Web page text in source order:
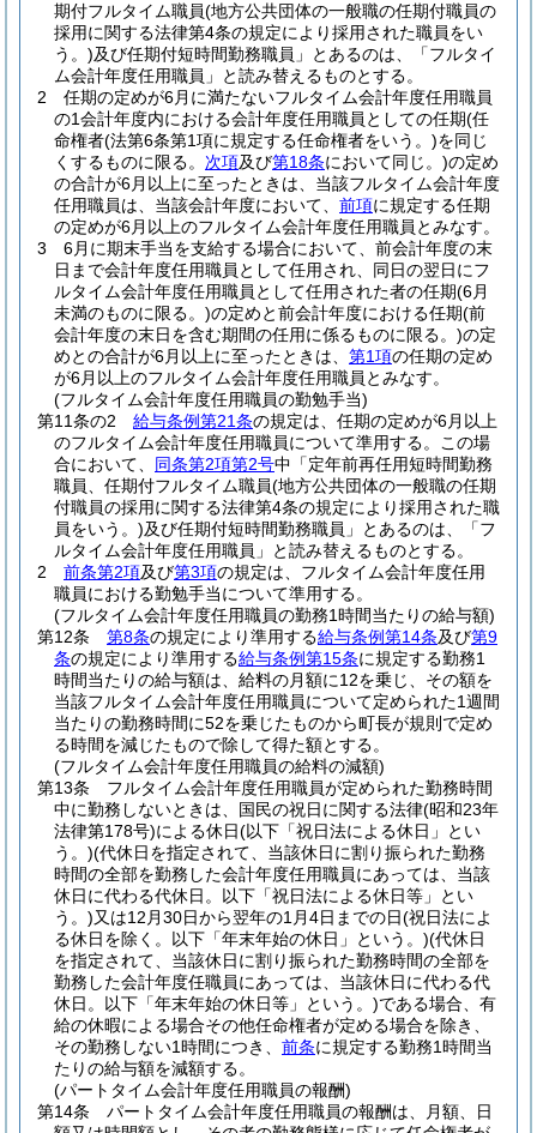
期付フルタイム職員(地方公共団体の一般職の任期付職員の
採用に関する法律第4条の規定により採用された職員をい
う。)及び任期付短時間勤務職員」とあるのは、「フルタイ
ム会計年度任用職員」と読み替えるものとする。
2
任期の定めが6月に満たないフルタイム会計年度任用職員
の1会計年度内における会計年度任用職員としての任期(任
命権者(法第6条第1項に規定する任命権者をいう。)を同じ
くするものに限る。 次項及び第18条において同じ。)の定め
の合計が6月以上に至ったときは、当該フルタイム会計年度
任用職員は、当該会計年度において、 前項に規定する任期
の定めが6月以上のフルタイム会計年度任用職員とみなす。
3
6月に期末手当を支給する場合において、前会計年度の末
日まで会計年度任用職員として任用され、同日の翌日にフ
ルタイム会計年度任用職員として任用された者の任期(6月
未満のものに限る。)の定めと前会計年度における任期(前
会計年度の末日を含む期間の任用に係るものに限る。)の定
めとの合計が6月以上に至ったときは、 第1項の任期の定め
が6月以上のフルタイム会計年度任用職員とみなす。
(フルタイム会計年度任用職員の勤勉手当)
第11条の2
給与条例第21条の規定は、任期の定めが6月以上
のフルタイム会計年度任用職員について準用する。
この場
合において、 同条第2項第2号中「定年前再任用短時間勤務
職員、任期付フルタイム職員(地方公共団体の一般職の任期
付職員の採用に関する法律第4条の規定により採用された職
員をいう。)及び任期付短時間勤務職員」とあるのは、「フ
ルタイム会計年度任用職員」と読み替えるものとする。
2
前条第2項及び第3項の規定は、フルタイム会計年度任用
職員における勤勉手当について準用する。
(フルタイム会計年度任用職員の勤務1時間当たりの給与額)
第12条
第8条の規定により準用する給与条例第14条及び第9
条の規定により準用する給与条例第15条に規定する勤務1
時間当たりの給与額は、給料の月額に12を乗じ、その額を
当該フルタイム会計年度任用職員について定められた1週間
当たりの勤務時間に52を乗じたものから町長が規則で定め
る時間を減じたもので除して得た額とする。
(フルタイム会計年度任用職員の給料の減額)
第13条
フルタイム会計年度任用職員が定められた勤務時間
中に勤務しないときは、国民の祝日に関する法律(昭和23年
法律第178号)による休日(以下「祝日法による休日」とい
う。)(代休日を指定されて、当該休日に割り振られた勤務
時間の全部を勤務した会計年度任用職員にあっては、当該
休日に代わる代休日。以下「祝日法による休日等」とい
う。)又は12月30日から翌年の1月4日までの日(祝日法によ
る休日を除く。以下「年末年始の休日」という。)(代休日
を指定されて、当該休日に割り振られた勤務時間の全部を
勤務した会計年度任職員にあっては、当該休日に代わる代
休日。以下「年末年始の休日等」という。)である場合、有
給の休暇による場合その他任命権者が定める場合を除き、
その勤務しない1時間につき、 前条に規定する勤務1時間当
たりの給与額を減額する。
(パートタイム会計年度任用職員の報酬)
第14条
パートタイム会計年度任用職員の報酬は、月額、日